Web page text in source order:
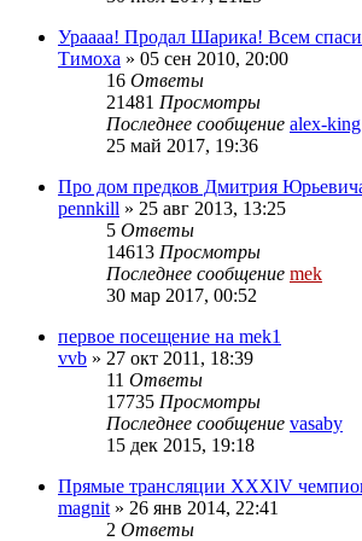
Ураааа! Продал Шарика! Всем
Тимоха » 05 сен 2010, 20:00
16 Ответы
21481 Просмотры
Последнее сообщение alex-king
25 май 2017, 19:36
Про дом предков Дмитрия
pennkill » 25 авг 2013, 13:25
5 Ответы
14613 Просмотры
Последнее сообщение mek
30 мар 2017, 00:52
первое посещение на mek1
vvb » 27 окт 2011, 18:39
11 Ответы
17735 Просмотры
Последнее сообщение vasaby
15 дек 2015, 19:18
Прямые трансляции XXXlV
magnit » 26 янв 2014, 22:41
2 Ответы